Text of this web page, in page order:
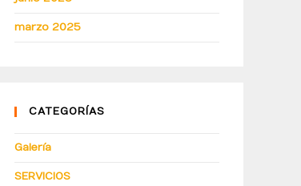
marzo 2025
CATEGORÍAS
Galería
SERVICIOS